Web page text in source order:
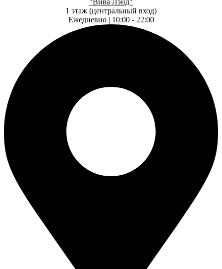
"Вива Лэнд"
1 этаж (центральный вход)
Ежедневно | 10:00 - 22:00